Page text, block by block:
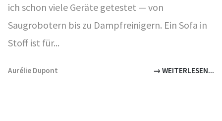
ich schon viele Geräte getestet — von
Saugrobotern bis zu Dampfreinigern. Ein Sofa in
Stoff ist für...
Aurélie Dupont → WEITERLESEN...